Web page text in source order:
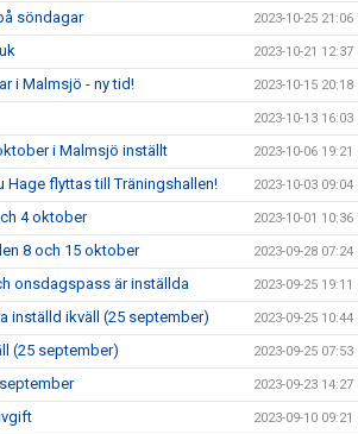
söndagar 2023-10-25 21:06
2023-10-21 12:37
i Malmsjö - ny tid! 2023-10-15 20:18
2023-10-13 16:03
i Malmsjö inställt 2023-10-06 19:21
Hage flyttas till Träningshallen! 2023-10-03 09:04
4 oktober 2023-10-01 10:36
8 och 15 oktober 2023-09-28 07:24
onsdagspass är inställda 2023-09-25 19:11
inställd ikväll (25 september) 2023-09-25 10:44
(25 september) 2023-09-25 07:53
2023-09-23 14:27
2023-09-10 09:21